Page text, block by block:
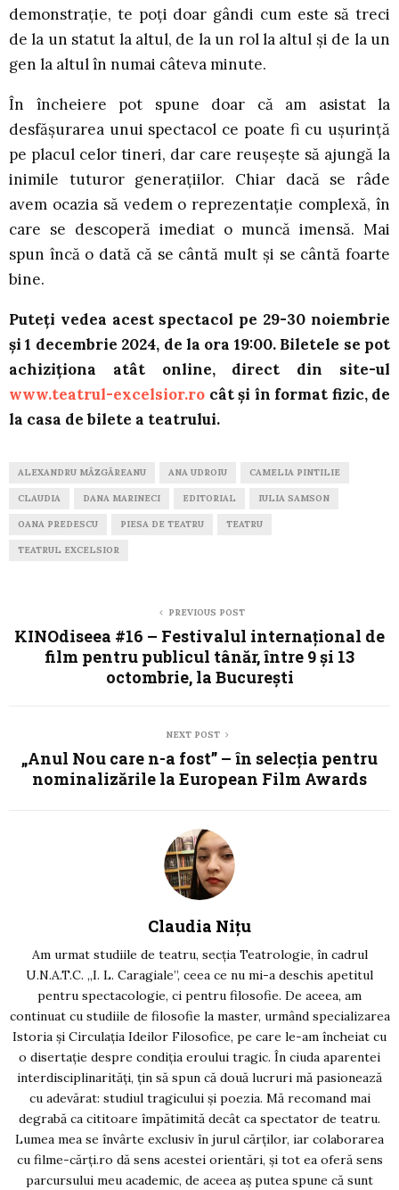
demonstrație, te poți doar gândi cum este să treci
de la un statut la altul, de la un rol la altul și de la un
gen la altul în numai câteva minute.
În încheiere pot spune doar că am asistat la
desfășurarea unui spectacol ce poate fi cu ușurință
pe placul celor tineri, dar care reușește să ajungă la
inimile tuturor generațiilor. Chiar dacă se râde
avem ocazia să vedem o reprezentație complexă, în
care se descoperă imediat o muncă imensă. Mai
spun încă o dată că se cântă mult și se cântă foarte
bine.
Puteți vedea acest spectacol pe 29-30 noiembrie
și 1 decembrie 2024, de la ora 19:00. Biletele se pot
achiziționa atât online, direct din site-ul
www.teatrul-excelsior.ro cât și în format fizic, de
la casa de bilete a teatrului.
ALEXANDRU MÂZGĂREANU ANA UDROIU CAMELIA PINTILIE
CLAUDIA DANA MARINECI EDITORIAL IULIA SAMSON
OANA PREDESCU PIESA DE TEATRU TEATRU
TEATRUL EXCELSIOR
PREVIOUS POST
KINOdiseea #16 – Festivalul internațional de
film pentru publicul tânăr, între 9 și 13
octombrie, la București
NEXT POST
„Anul Nou care n-a fost” – în selecția pentru
nominalizările la European Film Awards
Claudia Nițu
Am urmat studiile de teatru, secția Teatrologie, în cadrul
U.N.A.T.C. „I. L. Caragiale”, ceea ce nu mi-a deschis apetitul
pentru spectacologie, ci pentru filosofie. De aceea, am
continuat cu studiile de filosofie la master, urmând specializarea
Istoria și Circulația Ideilor Filosofice, pe care le-am încheiat cu
o disertație despre condiția eroului tragic. În ciuda aparentei
interdisciplinarități, țin să spun că două lucruri mă pasionează
cu adevărat: studiul tragicului și poezia. Mă recomand mai
degrabă ca cititoare împătimită decât ca spectator de teatru.
Lumea mea se învârte exclusiv în jurul cărților, iar colaborarea
cu filme-cărți.ro dă sens acestei orientări, și tot ea oferă sens
parcursului meu academic, de aceea aș putea spune că sunt